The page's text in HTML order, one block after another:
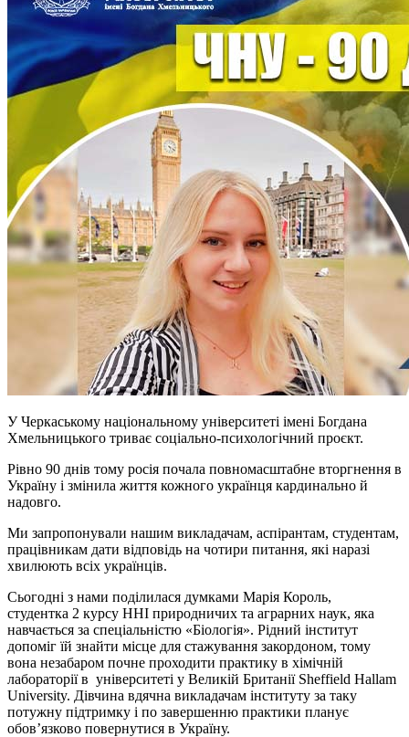
У Черкаському національному університеті імені Богдана
Хмельницького триває соціально-психологічний проєкт.
Рівно 90 днів тому росія почала повномасштабне вторгнення в
Україну і змінила життя кожного українця кардинально й
надовго.
Ми запропонували нашим викладачам, аспірантам, студентам,
працівникам дати відповідь на чотири питання, які наразі
хвилюють всіх українців.
Сьогодні з нами поділилася думками Марія Король,
студентка 2 курсу ННІ природничих та аграрних наук, яка
навчається за спеціальністю «Біологія». Рідний інститут
допоміг їй знайти місце для стажування закордоном, тому
вона незабаром почне проходити практику в хімічній
лабораторії в університеті у Великій Британії Sheffield Hallam
University. Дівчина вдячна викладачам інституту за таку
потужну підтримку і по завершенню практики планує
обов’язково повернутися в Україну.